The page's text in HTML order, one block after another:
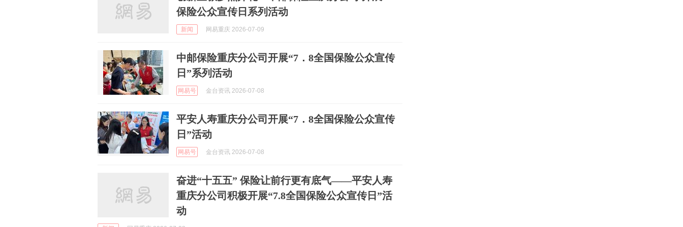
保险公众宣传日系列活动
新闻 网易重庆 2026-07-09
中邮保险重庆分公司开展“7．8全国保险公众宣传
日”系列活动
网易号 金台资讯 2026-07-08
平安人寿重庆分公司开展“7．8全国保险公众宣传
日”活动
网易号 金台资讯 2026-07-08
奋进“十五五” 保险让前行更有底气——平安人寿
重庆分公司积极开展“7.8全国保险公众宣传日”活
动